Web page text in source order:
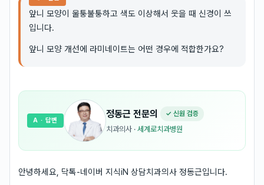
앞니 모양이 울퉁불퉁하고 색도 이상해서 웃을 때 신경이 쓰
입니다.
앞니 모양 개선에 라미네이트는 어떤 경우에 적합한가요?
정동근 전문의 ✓ 신원 검증
치과의사 · 세계로치과병원
A · 답변
안녕하세요, 닥톡-네이버 지식iN 상담치과의사 정동근입니다.